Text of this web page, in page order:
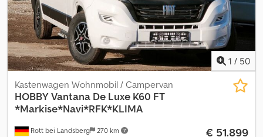
Wohnwagen ist sehr geräumig und bietet sehr viel Stauraum
selten benutzt. aus Zeitmangel zu verkaufen
1 / 50
Rott bei Landsberg 270 km
Kastenwagen Wohnmobil / Campervan
HOBBYVantana De Luxe K60 FT
*Markise*Navi*RFK*KLIMA
€ 51.899